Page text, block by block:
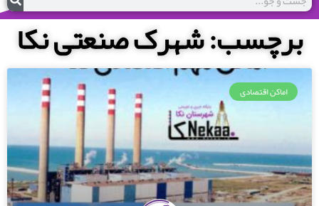
برچسب: شهرک صنعتی نکا
اماکن اقتصادی